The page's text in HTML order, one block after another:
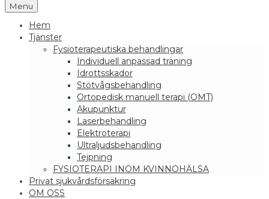
Menu
Hem
Tjänster
Fysioterapeutiska behandlingar
Individuell anpassad träning
Idrottsskador
Stötvågsbehandling
Ortopedisk manuell terapi (OMT)
Akupunktur
Laserbehandling
Elektroterapi
Ultraljudsbehandling
Tejpning
FYSIOTERAPI INOM KVINNOHÄLSA
Privat sjukvårdsförsäkring
OM OSS